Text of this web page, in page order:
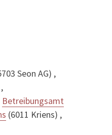
Seon AG) ,
Betreibungsamt
(6011 Kriens) ,